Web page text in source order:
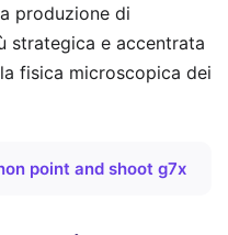
produzione di
strategica e accentrata
fisica microscopica dei
point and shoot g7x